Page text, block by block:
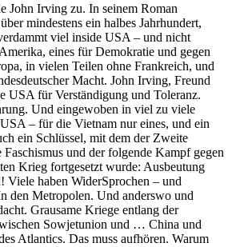
John Irving zu. In seinem Roman
mindestens ein halbes Jahrhundert,
viel inside USA – und nicht
eines für Demokratie und gegen
in vielen Teilen ohne Frankreich, und
Macht. John Irving, Freund
USA für Verständigung und Toleranz.
Und eingewoben in viel zu viele
– für die Vietnam nur eines, und ein
ein Schlüssel, mit dem der Zweite
und der folgende Kampf gegen
Krieg fortgesetzt wurde: Ausbeutung
Viele haben WiderSprochen – und
den Metropolen. Und anderswo und
Grausame Kriege entlang der
Sowjetunion und … China und
Atlantics. Das muss aufhören. Warum